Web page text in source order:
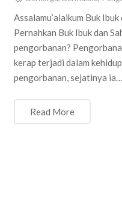
Assalamu’alaikum Buk
Pernahkan Buk Ibuk dan
pengorbanan?
kerap terjadi dalam
pengorbanan, sejatinya ia…
Read More